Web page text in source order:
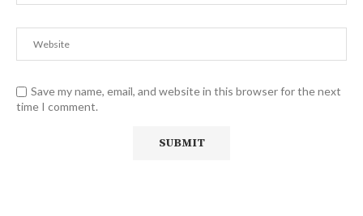
Save my name, email, and website in this browser for the next
time I comment.